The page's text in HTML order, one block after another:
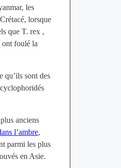
les
lorsque
que T. rex ,
ont foulé la
qu’ils sont des
anciens
l’ambre,
parmi les plus
en Asie.